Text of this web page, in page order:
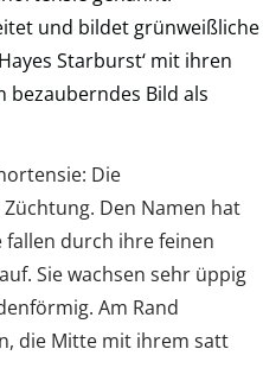
und bildet grünweißliche
Starburst‘ mit ihren
bezauberndes Bild als
Die
Den Namen hat
durch ihre feinen
Sie wachsen sehr üppig
Am Rand
die Mitte mit ihrem satt